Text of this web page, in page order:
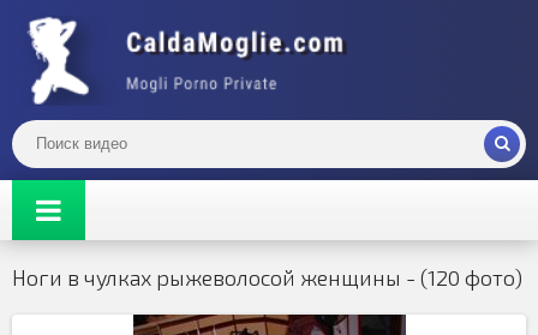
Ноги в чулках рыжеволосой женщины - (120 фото)